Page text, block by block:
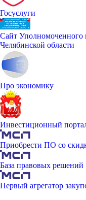
Госуслуги
Сайт Уполномоченного
Челябинской области
Про экономику
Инвестиционный
Приобрести ПО со
База правовых решений
Первый агрегатор